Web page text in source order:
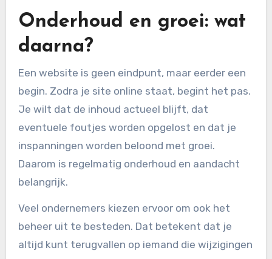
Onderhoud en groei: wat
daarna?
Een website is geen eindpunt, maar eerder een
begin. Zodra je site online staat, begint het pas.
Je wilt dat de inhoud actueel blijft, dat
eventuele foutjes worden opgelost en dat je
inspanningen worden beloond met groei.
Daarom is regelmatig onderhoud en aandacht
belangrijk.
Veel ondernemers kiezen ervoor om ook het
beheer uit te besteden. Dat betekent dat je
altijd kunt terugvallen op iemand die wijzigingen